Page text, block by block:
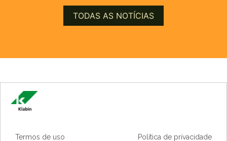
TODAS AS NOTÍCIAS
Termos de uso Política de privacidade